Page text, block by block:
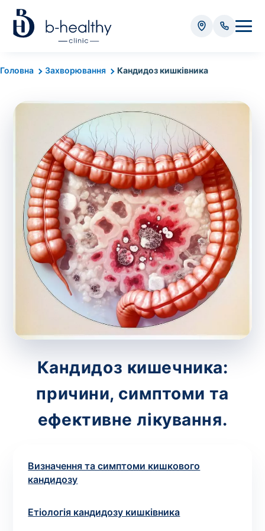
Головна Захворювання Кандидоз кишківника
Кандидоз кишечника:
причини, симптоми та
ефективне лікування.
Визначення та симптоми кишкового
кандидозу
Етіологія кандидозу кишківника
Аналізи
Вартість забору крові - 50 грн
Вартість забору біоматеріалу (крім крові) - від
Всього: 0 грн
Попередній запис на дослідження не
потрібний. Виняток становлять мазки та
зіскрібки. Взяття біоматеріалу для них
виконує лікар – необхідийзапис до фахівця
Аналіз вдома
Номер телефону*